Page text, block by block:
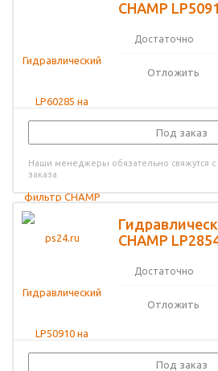
CHAMP
Достаточно
Отложить
Под заказ
Наши менеджеры обязательно свяжутся с
заказа
CHAMP
Достаточно
Отложить
Под заказ